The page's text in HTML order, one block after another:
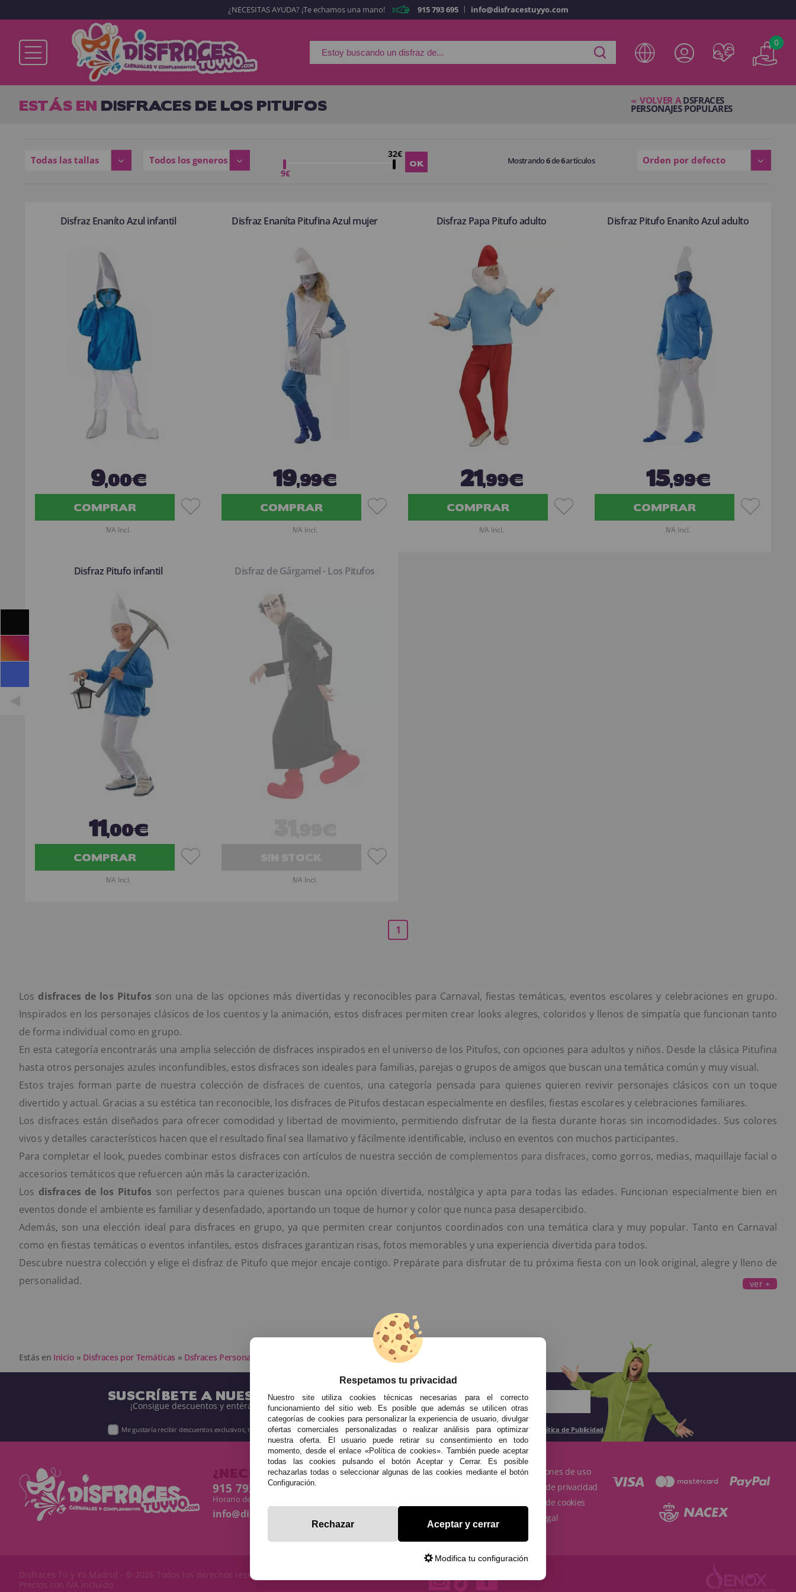
Ya soy cliente
ENTRAR
Soy nuevo
¿NECESITAS AYUDA? ¡Te echamos una mano! 915 793 695 | info@disfracestuyyo.com
0
ESTÁS EN DISFRACES DE LOS PITUFOS << VOLVER A DSFRACES
PERSONAJES POPULARES
Todas las tallas Todos los generos
9€
32€
Mostrando6de6artículos Orden por defecto
Disfraz Enaníto Azul infantil
9,00€
COMPRAR
IVA Incl.
Disfraz Enaníta Pitufina Azul mujer
19,99€
COMPRAR
IVA Incl.
Disfraz Papa Pitufo adulto
21,99€
COMPRAR
IVA Incl.
Disfraz Pitufo Enaníto Azul adulto
15,99€
COMPRAR
IVA Incl.
Disfraz Pitufo infantil
11,00€
COMPRAR
IVA Incl.
Disfraz de Gárgamel - Los Pitufos
IVA Incl.
1
Los disfraces de los Pitufos son una de las opciones más divertidas y reconocibles para Carnaval, fiestas temáticas, eventos escolares y celebraciones en grupo.
Inspirados en los personajes clásicos de los cuentos y la animación, estos disfraces permiten crear looks alegres, coloridos y llenos de simpatía que funcionan tanto
de forma individual como en grupo.
En esta categoría encontrarás una amplia selección de disfraces inspirados en el universo de los Pitufos, con opciones para adultos y niños. Desde la clásica Pitufina
hasta otros personajes azules inconfundibles, estos disfraces son ideales para familias, parejas o grupos de amigos que buscan una temática común y muy visual.
Estos trajes forman parte de nuestra colección de disfraces de cuentos, una categoría pensada para quienes quieren revivir personajes clásicos con un toque
divertido y actual. Gracias a su estética tan reconocible, los disfraces de Pitufos destacan especialmente en desfiles, fiestas escolares y celebraciones familiares.
Los disfraces están diseñados para ofrecer comodidad y libertad de movimiento, permitiendo disfrutar de la fiesta durante horas sin incomodidades. Sus colores
vivos y detalles característicos hacen que el resultado final sea llamativo y fácilmente identificable, incluso en eventos con muchos participantes.
Para completar el look, puedes combinar estos disfraces con artículos de nuestra sección de complementos para disfraces, como gorros, medias, maquillaje facial o
accesorios temáticos que refuercen aún más la caracterización.
Los disfraces de los Pitufos son perfectos para quienes buscan una opción divertida, nostálgica y apta para todas las edades. Funcionan especialmente bien en
eventos donde el ambiente es familiar y desenfadado, aportando un toque de humor y color que nunca pasa desapercibido.
Además, son una elección ideal para disfraces en grupo, ya que permiten crear conjuntos coordinados con una temática clara y muy popular. Tanto en Carnaval
como en fiestas temáticas o eventos infantiles, estos disfraces garantizan risas, fotos memorables y una experiencia divertida para todos.
Descubre nuestra colección y elige el disfraz de Pitufo que mejor encaje contigo. Prepárate para disfrutar de tu próxima fiesta con un look original, alegre y lleno de
personalidad.
ver +
Estás en Inicio » Disfraces por Temáticas » Dsfraces Personajes Populares Disfraces de los Pitufos
SUSCRÍBETE A NUESTRA NEWSLETTER
¡Consigue descuentos y entérate de todo antes que nadie!
Me gustaría recibir descuentos exclusivos, novedades y tendencias por e-mail. Puedo darme de baja cuando quiera según lo recogido en la Política de Publicidad .
¿NECESITAS AYUDA?
915 793 695
Horario de Lunes a Sábados de 10 a 14h y de 17 a 20h
info@disfracestuyyo.com
· Quiénes somos
· Blog
· Condiciones de uso
· Política de privacidad
· Política de cookies
· Aviso Legal
Disfraces Tú y Yo Madrid - © 2026 Todos los derechos reservados
Precios con IVA incluido
Respetamos tu privacidad
Nuestro site utiliza cookies técnicas necesarias para el correcto
funcionamiento del sitio web. Es posible que además se utilicen otras
categorías de cookies para personalizar la experiencia de usuario, divulgar
ofertas comerciales personalizadas o realizar análisis para optimizar
nuestra oferta. El usuario puede retirar su consentimiento en todo
momento, desde el enlace «Política de cookies». También puede aceptar
todas las cookies pulsando el botón Aceptar y Cerrar. Es posible
rechazarlas todas o seleccionar algunas de las cookies mediante el botón
Configuración.
Rechazar Aceptar y cerrar
Modifica tu configuración